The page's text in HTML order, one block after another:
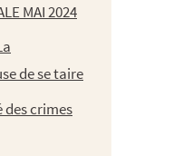
MAI 2024
de se taire
crimes